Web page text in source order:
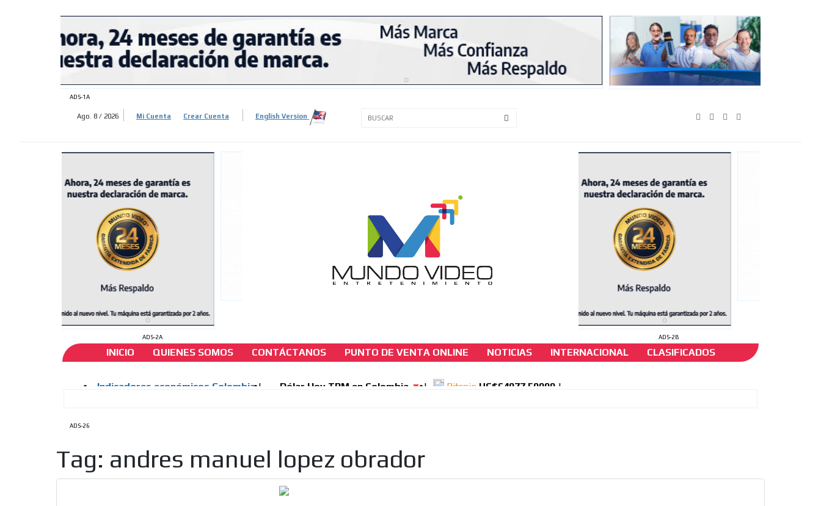
ADS-1A
Ago. 8 / 2026 Mi Cuenta Crear Cuenta English Version
ADS-2A ADS-2B
INICIO QUIENES SOMOS CONTÁCTANOS PUNTO DE VENTA ONLINE NOTICIAS INTERNACIONAL CLASIFICADOS
Casinos de México quedan en peligro luego de
elecciones
MVE ADS
ADS-26
Tag: andres manuel lopez obrador
ADS-3A